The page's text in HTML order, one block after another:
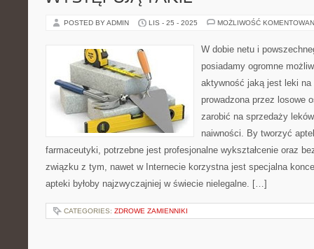
POSTED BY ADMIN LIS - 25 - 2025 MOŻLIWOŚĆ
W dobie netu i
posiadamy ogromne
aktywność jaką jest leki
prowadzona przez losowe
zarobić na sprzedaży
naiwności. By tworzyć
farmaceutyki, potrzebne jest profesjonalne wykształcenie oraz
związku z tym, nawet w Internecie korzystna jest specjalna
apteki byłoby najzwyczajniej w świecie nielegalne. […]
CATEGORIES: ZDROWE ZAMIENNIKI